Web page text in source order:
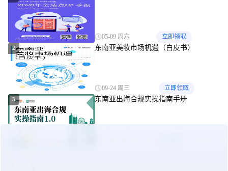
05-09 周六 立即领取
2 东南亚美妆市场机遇（白皮书）
09-24 周三 立即领取
3 东南亚出海合规实操指南手册